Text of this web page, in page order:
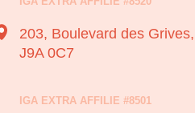
203, Boulevard des Grives,
J9A 0C7
IGA EXTRA AFFILIE #8501